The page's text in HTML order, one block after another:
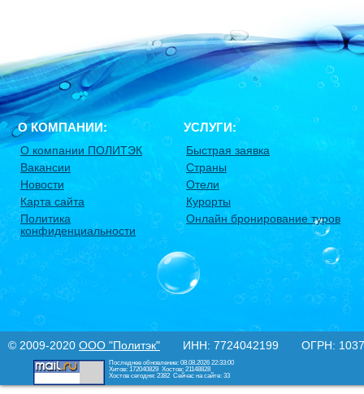
О КОМПАНИИ:
О компании ПОЛИТЭК
Вакансии
Новости
Карта сайта
Политика
конфиденциальности
УСЛУГИ:
Быстрая заявка
Страны
Отели
Курорты
Онлайн бронирование туров
© 2009-2020 ООО "Политэк" ИНН: 7724042199 ОГРН:
Последнее обновление: 08.08.2026 22:33:00
Хитов: 172040829 Хостов: 21148828
Хостов сегодня: 2382 Сейчас на сайте: 33